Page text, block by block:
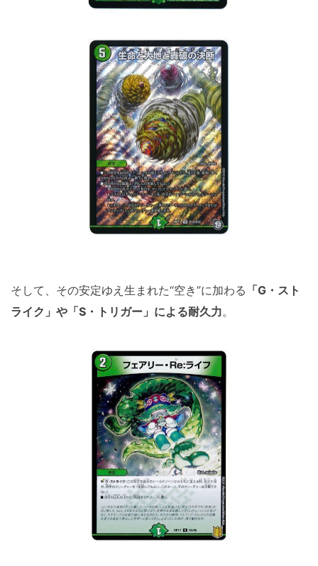
そして、その安定ゆえ生まれた“空き”に加わる 「G・スト
ライク」や「S・トリガー」による耐久力。